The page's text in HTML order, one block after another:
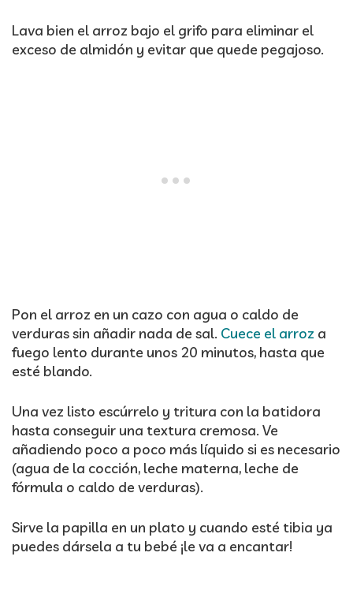
Lava bien el arroz bajo el grifo para eliminar el
exceso de almidón y evitar que quede pegajoso.
Pon el arroz en un cazo con agua o caldo de
verduras sin añadir nada de sal. Cuece el arroz a
fuego lento durante unos 20 minutos, hasta que
esté blando.
Una vez listo escúrrelo y tritura con la batidora
hasta conseguir una textura cremosa. Ve
añadiendo poco a poco más líquido si es necesario
(agua de la cocción, leche materna, leche de
fórmula o caldo de verduras).
Sirve la papilla en un plato y cuando esté tibia ya
puedes dársela a tu bebé ¡le va a encantar!